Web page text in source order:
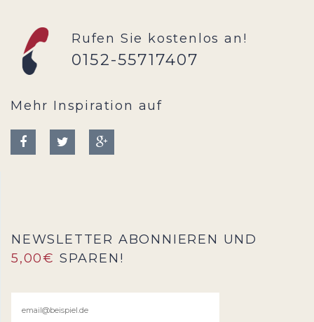
Rufen Sie kostenlos an!
0152-55717407
Mehr Inspiration auf
NEWSLETTER ABONNIEREN UND
5,00€ SPAREN!